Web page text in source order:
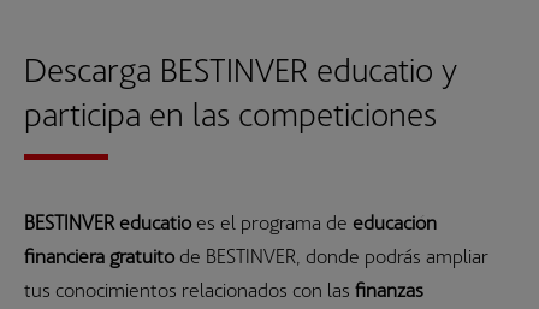
Descarga BESTINVER educatio y
participa en las competiciones
BESTINVER educatio es el programa de educación
financiera gratuito de BESTINVER, donde podrás ampliar
tus conocimientos relacionados con las finanzas